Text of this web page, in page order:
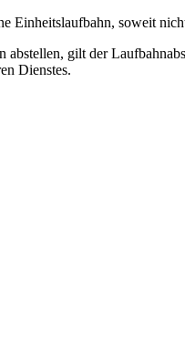
soweit
gilt der
Dienstes.